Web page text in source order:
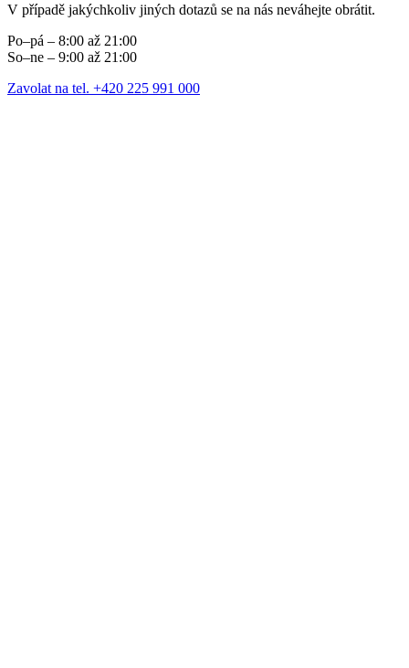
V případě jakýchkoliv jiných dotazů se na nás neváhejte obrátit.
Po–pá – 8:00 až 21:00
So–ne – 9:00 až 21:00
Zavolat na tel. +420 225 991 000